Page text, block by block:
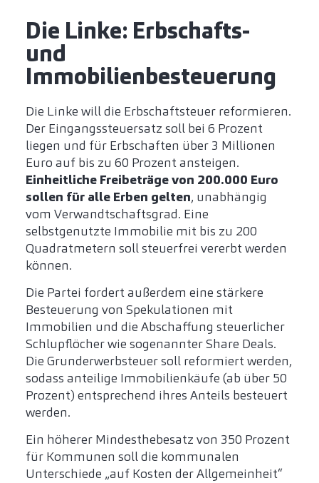
Die Linke: Erbschafts-
und
Immobilienbesteuerung
Die Linke will die Erbschaftsteuer reformieren.
Der Eingangssteuersatz soll bei 6 Prozent
liegen und für Erbschaften über 3 Millionen
Euro auf bis zu 60 Prozent ansteigen.
Einheitliche Freibeträge von 200.000 Euro
sollen für alle Erben gelten, unabhängig
vom Verwandtschaftsgrad. Eine
selbstgenutzte Immobilie mit bis zu 200
Quadratmetern soll steuerfrei vererbt werden
können.
Die Partei fordert außerdem eine stärkere
Besteuerung von Spekulationen mit
Immobilien und die Abschaffung steuerlicher
Schlupflöcher wie sogenannter Share Deals.
Die Grunderwerbsteuer soll reformiert werden,
sodass anteilige Immobilienkäufe (ab über 50
Prozent) entsprechend ihres Anteils besteuert
werden.
Ein höherer Mindesthebesatz von 350 Prozent
für Kommunen soll die kommunalen
Unterschiede „auf Kosten der Allgemeinheit“